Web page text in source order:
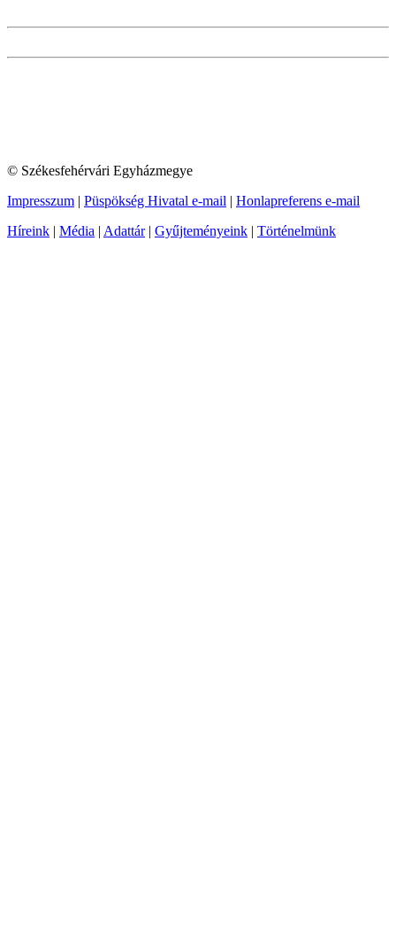
© Székesfehérvári Egyházmegye
Impresszum | Püspökség Hivatal e-mail | Honlapreferens e-mail
Híreink | Média | Adattár| Gyűjteményeink | Történelmünk